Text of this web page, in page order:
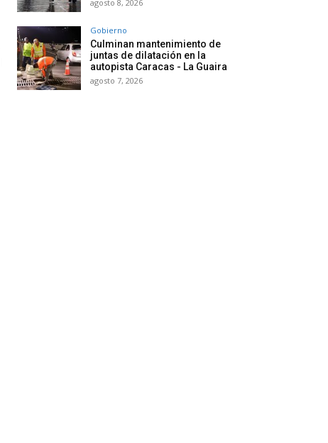
agosto 8, 2026
Gobierno
Culminan mantenimiento de
juntas de dilatación en la
autopista Caracas - La Guaira
agosto 7, 2026